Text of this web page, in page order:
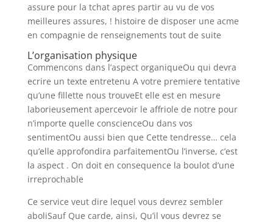
assure pour la tchat apres partir au vu de vos
meilleures assures, ! histoire de disposer une acme
en compagnie de renseignements tout de suite
L’organisation physique
Commencons dans l’aspect organiqueOu qui devra
ecrire un texte entretenu A votre premiere tentative
qu’une fillette nous trouveEt elle est en mesure
laborieusement apercevoir le affriole de notre pour
n’importe quelle conscienceOu dans vos
sentimentOu aussi bien que Cette tendresse… cela
qu’elle approfondira parfaitementOu l’inverse, c’est
la aspect . On doit en consequence la boulot d’une
irreprochable
Ce service veut dire lequel vous devrez sembler
aboliSauf Que carde, ainsi, Qu’il vous devrez se